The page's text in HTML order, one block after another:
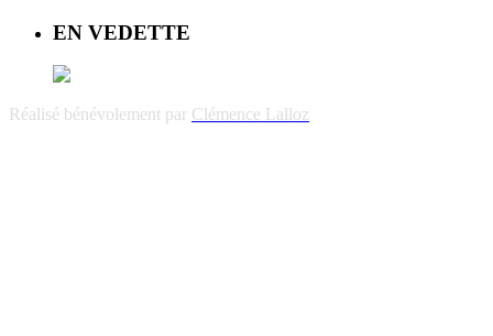
EN VEDETTE
Réalisé bénévolement par Clémence Lalloz